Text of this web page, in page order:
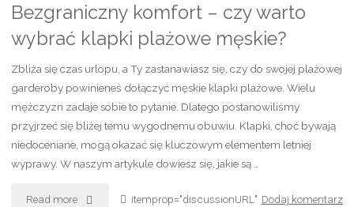
koordynacji
ruchowej
pracownika?"
Bezgraniczny komfort – czy warto
wybrać klapki plażowe męskie?
Zbliża się czas urlopu, a Ty zastanawiasz się, czy do swojej plażowej
garderoby powinieneś dołączyć męskie klapki plażowe. Wielu
mężczyzn zadaje sobie to pytanie. Dlatego postanowiliśmy
przyjrzeć się bliżej temu wygodnemu obuwiu. Klapki, choć bywają
niedoceniane, mogą okazać się kluczowym elementem letniej
wyprawy. W naszym artykule dowiesz się, jakie są …
Read more "Bezgranicznyitemprop="discussionURL" Dodaj komentarz